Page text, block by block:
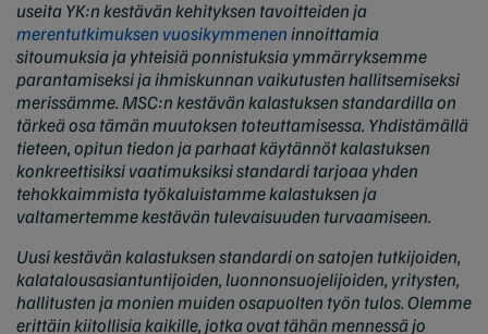
useita YK:n kestävän kehityksen tavoitteiden ja
merentutkimuksen vuosikymmeneninnoittamia
sitoumuksia ja yhteisiä ponnistuksia ymmärryksemme
parantamiseksi ja ihmiskunnan vaikutusten hallitsemiseksi
merissämme. MSC:n kestävän kalastuksen standardilla on
tärkeä osa tämän muutoksen toteuttamisessa. Yhdistämällä
tieteen, opitun tiedon ja parhaat käytännöt kalastuksen
konkreettisiksi vaatimuksiksi standardi tarjoaa yhden
tehokkaimmista työkaluistamme kalastuksen ja
valtamertemme kestävän tulevaisuuden turvaamiseen.
Uusi kestävän kalastuksen standardi on satojen tutkijoiden,
kalatalousasiantuntijoiden, luonnonsuojelijoiden, yritysten,
hallitusten ja monien muiden osapuolten työn tulos. Olemme
erittäin kiitollisia kaikille, jotka ovat tähän mennessä jo